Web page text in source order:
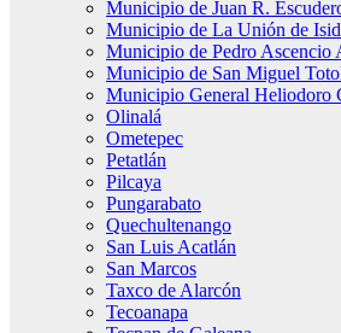
Municipio de Juan R.
Municipio de La Unión de
Municipio de Pedro Ascencio
Municipio de San Miguel
Municipio General Heliodoro
Olinalá
Ometepec
Petatlán
Pilcaya
Pungarabato
Quechultenango
San Luis Acatlán
San Marcos
Taxco de Alarcón
Tecoanapa